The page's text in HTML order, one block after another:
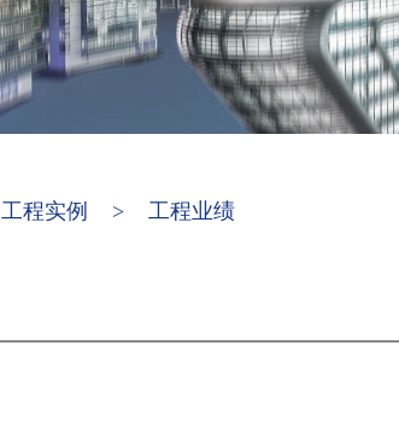
工程实例 > 工程业绩